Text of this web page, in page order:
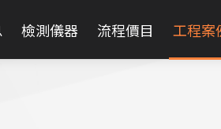
檢測儀器 流程價目 工程案